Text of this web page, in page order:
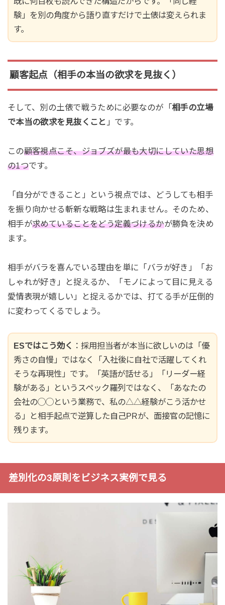
験」を別の角度から語り直すだけで土俵は変えられま
す。
顧客起点（相手の本当の欲求を見抜く）
そして、別の土俵で戦うために必要なのが「相手の立場
で本当の欲求を見抜くこと 」です。
この顧客視点こそ、ジョブズが最も大切にしていた思想
の1つです。
「自分ができること」という視点では、どうしても相手
を振り向かせる斬新な戦略は生まれません。そのため、
相手が求めていることをどう定義づけるかが勝負を決め
ます。
相手がバラを喜んでいる理由を単に「バラが好き」「お
しゃれが好き」と捉えるか、「モノによって目に見える
愛情表現が嬉しい」と捉えるかでは、打てる手が圧倒的
に変わってくるでしょう。
ESではこう効く
：採用担当者が本当に欲しいのは「優
秀さの自慢」ではなく「入社後に自社で活躍してくれ
そうな再現性」です。「英語が話せる」「リーダー経
験がある」というスペック羅列ではなく、「あなたの
会社の◯◯という業務で、私の△△経験がこう活かせ
る」と相手起点で逆算した自己PRが、面接官の記憶に
残ります。
差別化の3原則をビジネス実例で見る